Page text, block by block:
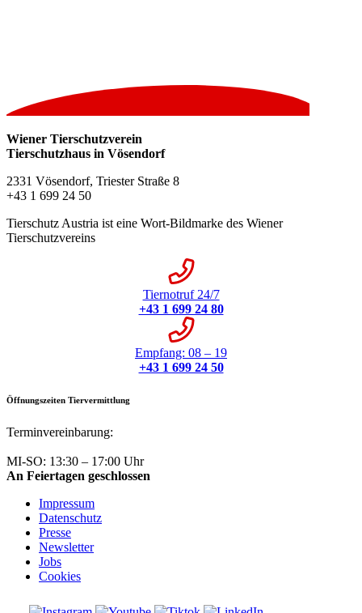
Wiener Tierschutzverein
Tierschutzhaus in Vösendorf
2331 Vösendorf, Triester Straße 8
+43 1 699 24 50
Tierschutz Austria ist eine Wort-Bildmarke des Wiener
Tierschutzvereins
Tiernotruf 24/7
+43 1 699 24 80
Empfang: 08 – 19
+43 1 699 24 50
Öffnungszeiten Tiervermittlung
Terminvereinbarung:
MI-SO: 13:30 – 17:00 Uhr
An Feiertagen geschlossen
Impressum
Datenschutz
Presse
Newsletter
Jobs
Cookies